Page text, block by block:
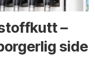
–
side